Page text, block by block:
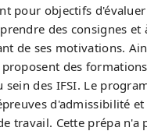
pour objectifs
des consignes et
de ses motivations.
des
sein des IFSI. Le
d'admissibilité
travail. Cette prépa n'a